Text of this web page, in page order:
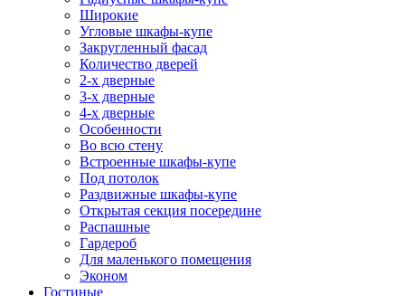
Широкие
Угловые шкафы-купе
Закругленный фасад
Количество дверей
2-х дверные
3-х дверные
4-х дверные
Особенности
Во всю стену
Встроенные шкафы-купе
Под потолок
Раздвижные шкафы-купе
Открытая секция посередине
Распашные
Гардероб
Для маленького помещения
Эконом
Гостиные